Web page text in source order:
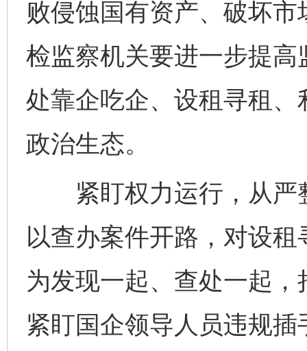
败侵蚀国有资产、破坏
检监察机关要进一步提
处靠企吃企、设租寻租
政治生态。
紧盯权力运行，从严
以查办案件开路，对设
为发现一起、查处一起
紧盯国企领导人员违规